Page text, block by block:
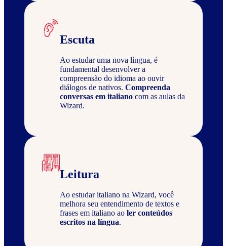
Escuta
Ao estudar uma nova língua, é
fundamental desenvolver a
compreensão do idioma ao ouvir
diálogos de nativos. Compreenda
conversas em italiano com as aulas da
Wizard.
Leitura
Ao estudar italiano na Wizard, você
melhora seu entendimento de textos e
frases em italiano ao ler conteúdos
escritos na língua.